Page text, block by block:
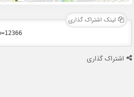
لینک اشتراک گذاری
اشتراک گذاری